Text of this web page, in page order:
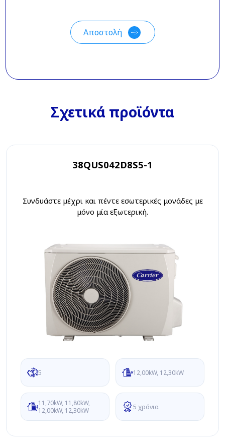
Σχετικά προϊόντα
38QUS042D8S5-1
Συνδυάστε μέχρι και πέντε εσωτερικές μονάδες με
μόνο μία εξωτερική.
5 12,00kW, 12,30kW
11,70kW, 11,80kW,
12,00kW, 12,30kW
5 χρόνια